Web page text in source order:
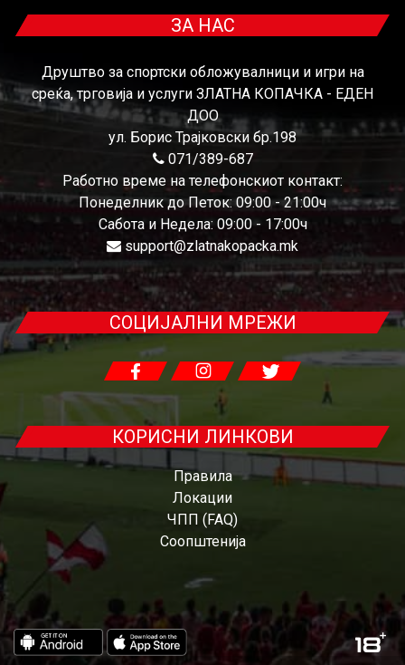
ЗА НАС
Друштво за спортски обложувалници и игри на
среќа, трговија и услуги ЗЛАТНА КОПАЧКА - ЕДЕН
ДОО
ул. Борис Трајковски бр.198
071/389-687
Работно време на телефонскиот контакт:
Понеделник до Петок: 09:00 - 21:00ч
Сабота и Недела: 09:00 - 17:00ч
support@zlatnakopacka.mk
СОЦИЈАЛНИ МРЕЖИ
КОРИСНИ ЛИНКОВИ
Правила
Локации
ЧПП (FAQ)
Соопштенија